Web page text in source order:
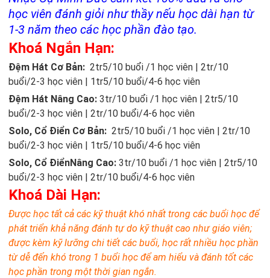
học viên đánh giỏi như thầy nếu học dài hạn từ
1-3 năm theo các học phần đào tạo.
Khoá Ngắn Hạn:
Đệm Hát Cơ Bản: 2tr5/10 buổi /1 học viên | 2tr/10
buổi/2-3 học viên | 1tr5/10 buổi/4-6 học viên
Đệm Hát Nâng Cao: 3tr/10 buổi /1 học viên | 2tr5/10
buổi/2-3 học viên | 2tr/10 buổi/4-6 học viên
Solo, Cổ Điển Cơ Bản: 2tr5/10 buổi /1 học viên | 2tr/10
buổi/2-3 học viên | 1tr5/10 buổi/4-6 học viên
Solo, Cổ ĐiểnNâng Cao: 3tr/10 buổi /1 học viên | 2tr5/10
buổi/2-3 học viên | 2tr/10 buổi/4-6 học viên
Khoá Dài Hạn:
Được học tất cả các kỹ thuật khó nhất trong các buổi học để
phát triển khả năng đánh tự do kỹ thuật cao như giáo viên;
được kèm kỹ lưỡng chi tiết các buổi, học rất nhiều học phần
từ dễ đến khó trong 1 buổi học để am hiểu và đánh tốt các
học phần trong một thời gian ngắn.